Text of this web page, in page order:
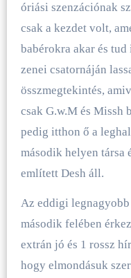
óriási szenzációnak
csak a kezdet volt,
babérokra akar és
zenei csatornáján
összmegtekintés,
csak G.w.M és Missh
pedig itthon ő a
második helyen társa
említett Desh áll.
Az eddigi
második felében
extrán jó és 1 rossz
hogy elmondásuk